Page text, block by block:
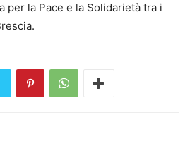
per la Pace e la Solidarietà tra i